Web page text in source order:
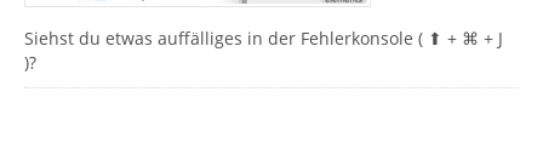
Siehst du etwas auffälliges in der Fehlerkonsole ( ⬆︎ + ⌘ + J
)?